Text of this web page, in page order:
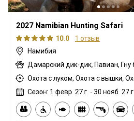
2027 Namibian Hunting Safari
10.0
1 отзыв
Намибия
Сезон: 1 февр. 27 г. - 30 нояб. 27 г.